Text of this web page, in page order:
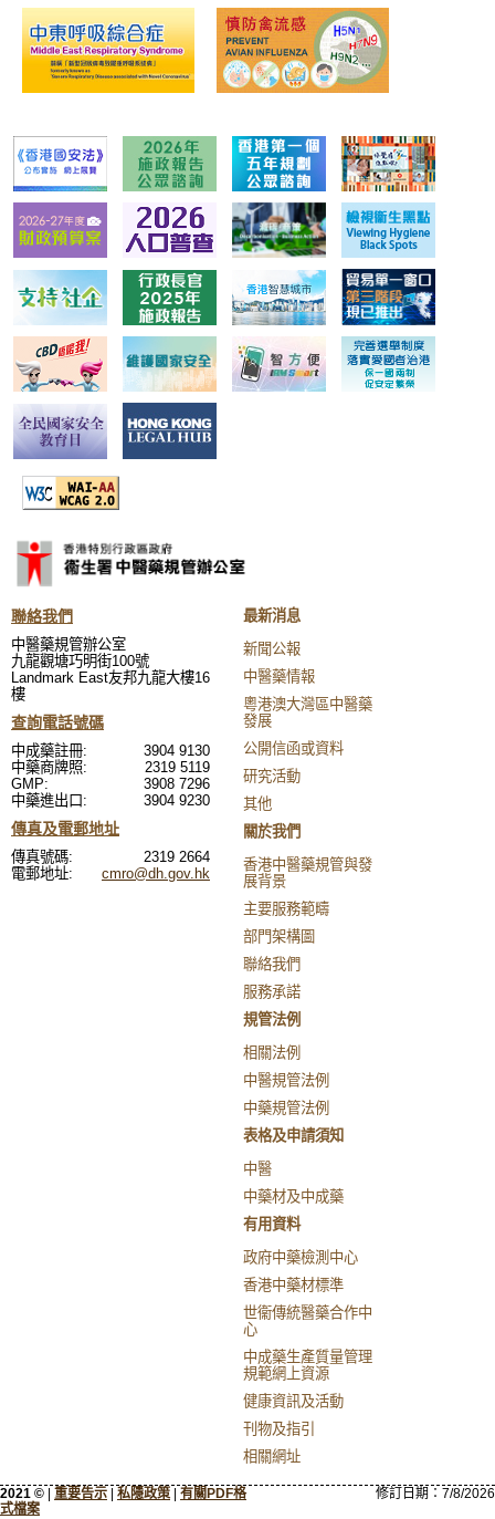
聯絡我們
中醫藥規管辦公室
九龍觀塘巧明街100號
Landmark East友邦九龍大樓16
樓
查詢電話號碼
中成藥註冊:
3904 9130
中藥商牌照:
2319 5119
GMP:
3908 7296
中藥進出口:
3904 9230
傳真及電郵地址
傳真號碼:
2319 2664
電郵地址:
cmro@dh.gov.hk
最新消息
新聞公報
中醫藥情報
粵港澳大灣區中醫藥
發展
公開信函或資料
研究活動
其他
關於我們
香港中醫藥規管與發
展背景
主要服務範疇
部門架構圖
聯絡我們
服務承諾
規管法例
相關法例
中醫規管法例
中藥規管法例
表格及申請須知
中醫
中藥材及中成藥
有用資料
政府中藥檢測中心
香港中藥材標準
世衞傳統醫藥合作中
心
中成藥生產質量管理
規範網上資源
健康資訊及活動
刊物及指引
相關網址
2021 © | 重要告示 | 私隱政策 | 有關PDF格
式檔案
修訂日期： 7/8/2026